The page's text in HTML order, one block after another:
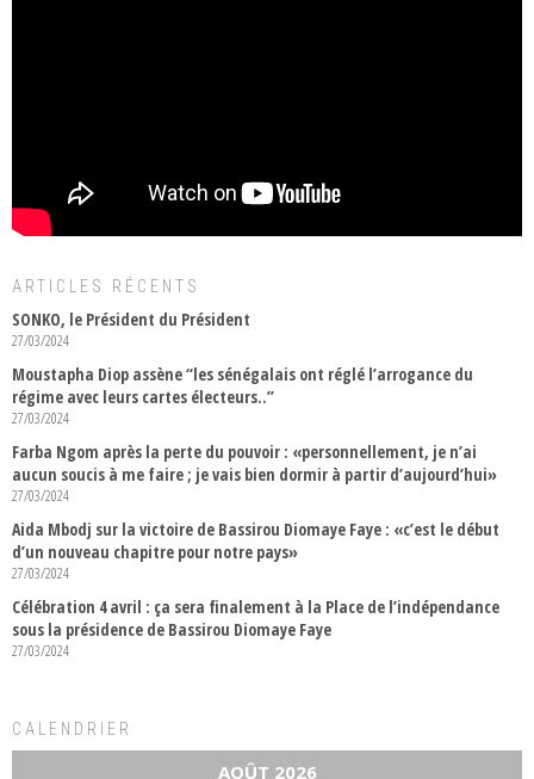
ARTICLES RÉCENTS
SONKO, le Président du Président
27/03/2024
Moustapha Diop assène “les sénégalais ont réglé l’arrogance du
régime avec leurs cartes électeurs..”
27/03/2024
Farba Ngom après la perte du pouvoir : «personnellement, je n’ai
aucun soucis à me faire ; je vais bien dormir à partir d’aujourd’hui»
27/03/2024
Aida Mbodj sur la victoire de Bassirou Diomaye Faye : «c’est le début
d’un nouveau chapitre pour notre pays»
27/03/2024
Célébration 4 avril : ça sera finalement à la Place de l’indépendance
sous la présidence de Bassirou Diomaye Faye
27/03/2024
CALENDRIER
AOÛT 2026